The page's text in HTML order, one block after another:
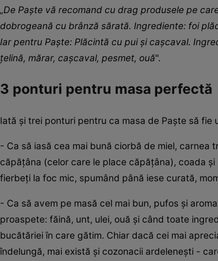
„De Paște vă recomand cu drag produsele pe
dobrogeană cu brânză sărată. Ingrediente: foi
Iar pentru Paște: Plăcintă cu pui și cașcaval.
țelină, mărar, cașcaval, pesmet, ouă".
3 ponturi pentru masa perfectă
Iată și trei ponturi pentru ca masa de Paște să
- Ca să iasă cea mai bună ciorbă de miel,
căpățâna (celor care le place căpățâna), coada
fierbeți la foc mic, spumând până iese curată,
- Ca să avem pe masă cel mai bun, pufos și
proaspete: făină, unt, ulei, ouă și când toate
bucătăriei în care gătim. Chiar dacă cei mai
îndelungă, mai există și cozonacii ardelenești -